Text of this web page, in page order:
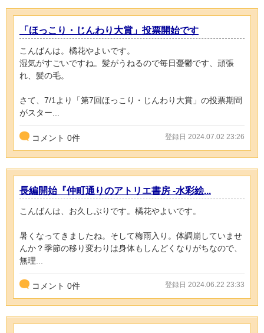
「ほっこり・じんわり大賞」投票開始です
こんばんは。橘花やよいです。
湿気がすごいですね。髪がうねるので毎日憂鬱です、頑張
れ、髪の毛。
さて、7/1より「第7回ほっこり・じんわり大賞」の投票期間
がスター...
コメント 0件 登録日 2024.07.02 23:26
長編開始『仲町通りのアトリエ書房 -水彩絵...
こんばんは、お久しぶりです。橘花やよいです。
暑くなってきましたね。そして梅雨入り。体調崩していませ
んか？季節の移り変わりは身体もしんどくなりがちなので、
無理...
コメント 0件 登録日 2024.06.22 23:33